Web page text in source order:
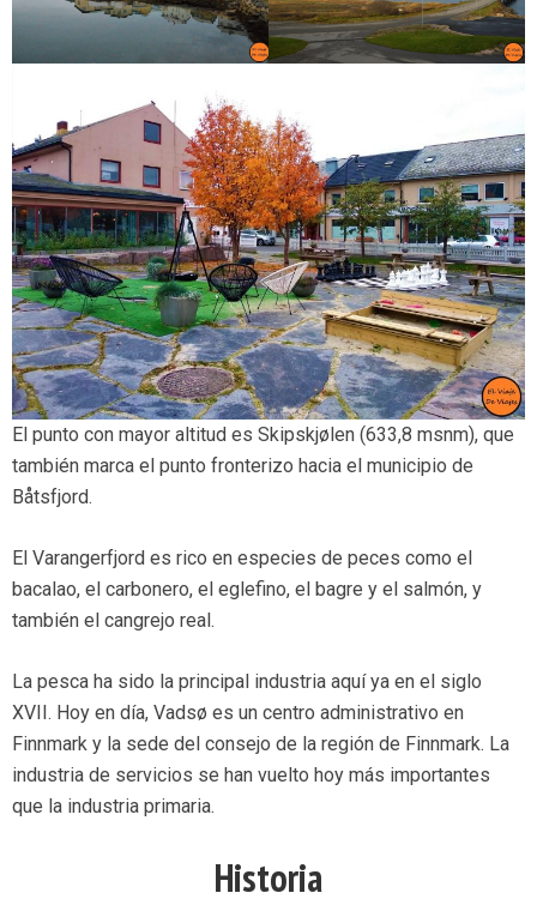
El punto con mayor altitud es Skipskjølen (633,8 msnm), que
también marca el punto fronterizo hacia el municipio de
Båtsfjord.
El Varangerfjord es rico en especies de peces como el
bacalao, el carbonero, el eglefino, el bagre y el salmón, y
también el cangrejo real.
La pesca ha sido la principal industria aquí ya en el siglo
XVII. Hoy en día, Vadsø es un centro administrativo en
Finnmark y la sede del consejo de la región de Finnmark. La
industria de servicios se han vuelto hoy más importantes
que la industria primaria.
Historia